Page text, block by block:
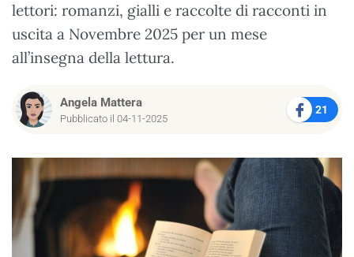
lettori: romanzi, gialli e raccolte di racconti in
uscita a Novembre 2025 per un mese
all’insegna della lettura.
Angela Mattera
Pubblicato il 04-11-2025
21